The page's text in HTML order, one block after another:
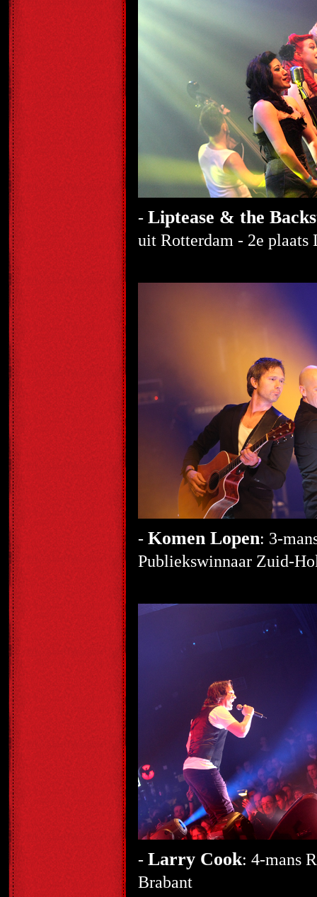
- Liptease & the
uit Rotterdam - 2e
- Komen Lopen: 3-
Publiekswinnaar Zuid-
- Larry Cook: 4-mans
Brabant